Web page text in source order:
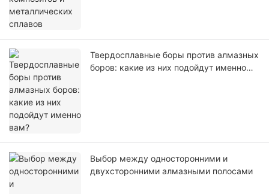
Твердосплавные боры против алмазных
боров: какие из них подойдут именно
Выбор между односторонними и
двухсторонними алмазными полосами